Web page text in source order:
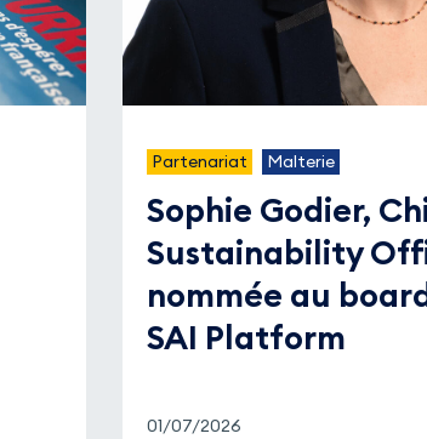
Partenariat Malterie
Sophie Godier,
Sustainability
nommée au
SAI Platform
01/07/2026